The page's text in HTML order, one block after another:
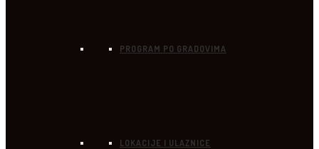
PROGRAM PO GRADOVIMA
LOKACIJE I ULAZNICE